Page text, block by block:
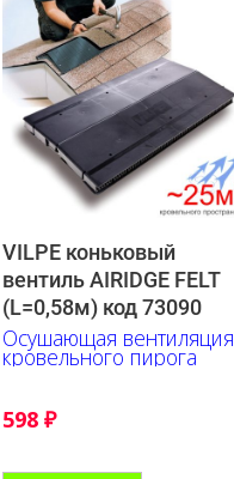
VILPE коньковый
вентиль AIRIDGE FELT
(L=0,58м) код 73090
Осушающая вентиляция
кровельного пирога
598 ₽